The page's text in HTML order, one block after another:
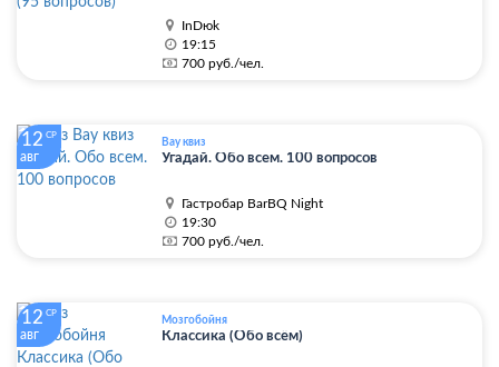
InDюk
19:15
700 руб./чел.
12 СР
авг
Вау квиз
Угадай. Обо всем. 100 вопросов
Гастробар BarBQ Night
19:30
700 руб./чел.
12 СР
авг
Мозгобойня
Классика (Обо всём)